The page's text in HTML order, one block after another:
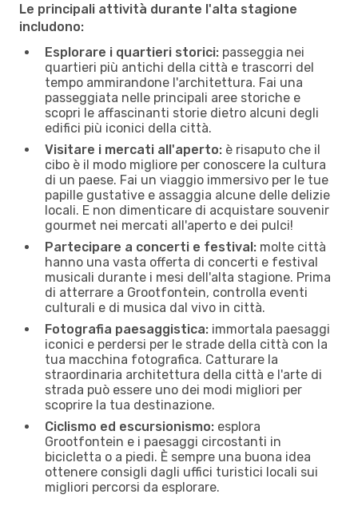
Le principali attività durante l'alta stagione
includono:
Esplorare i quartieri storici: passeggia nei
quartieri più antichi della città e trascorri del
tempo ammirandone l'architettura. Fai una
passeggiata nelle principali aree storiche e
scopri le affascinanti storie dietro alcuni degli
edifici più iconici della città.
Visitare i mercati all'aperto: è risaputo che il
cibo è il modo migliore per conoscere la cultura
di un paese. Fai un viaggio immersivo per le tue
papille gustative e assaggia alcune delle delizie
locali. E non dimenticare di acquistare souvenir
gourmet nei mercati all'aperto e dei pulci!
Partecipare a concerti e festival: molte città
hanno una vasta offerta di concerti e festival
musicali durante i mesi dell'alta stagione. Prima
di atterrare a Grootfontein, controlla eventi
culturali e di musica dal vivo in città.
Fotografia paesaggistica: immortala paesaggi
iconici e perdersi per le strade della città con la
tua macchina fotografica. Catturare la
straordinaria architettura della città e l'arte di
strada può essere uno dei modi migliori per
scoprire la tua destinazione.
Ciclismo ed escursionismo: esplora
Grootfontein e i paesaggi circostanti in
bicicletta o a piedi. È sempre una buona idea
ottenere consigli dagli uffici turistici locali sui
migliori percorsi da esplorare.